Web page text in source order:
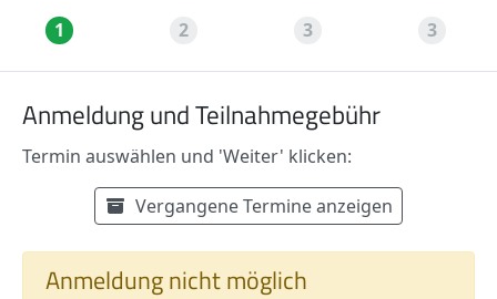
1 2 3 3
Anmeldung und Teilnahmegebühr
Termin auswählen und 'Weiter' klicken:
Termin auswählen:
Verfügbare TermineVergangene Termine anzeigen
Preisinformationen
Anmeldung nicht möglich